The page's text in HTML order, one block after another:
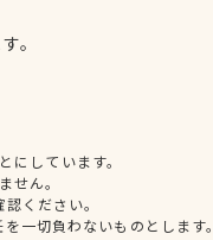
。
しています。
せん。
ください。
一切負わないものとします。